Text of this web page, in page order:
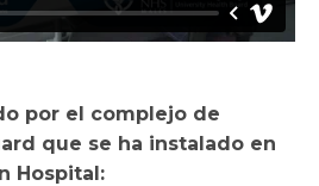
por el complejo de
que se ha instalado en
Hospital: